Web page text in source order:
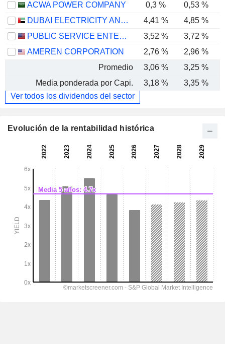
ACWA POWER COMPANY
0,3 % 0,53 %
DUBAI ELECTRICITY AND WATER AUTHORITY
4,41 % 4,85 %
PUBLIC SERVICE ENTERPRISE GROUP, INC.
3,52 % 3,72 %
AMEREN CORPORATION
2,76 % 2,96 %
Promedio
3,06 % 3,25 %
Media ponderada por Capi.
3,18 % 3,35 %
Ver todos los dividendos del sector
Evolución de la rentabilidad histórica